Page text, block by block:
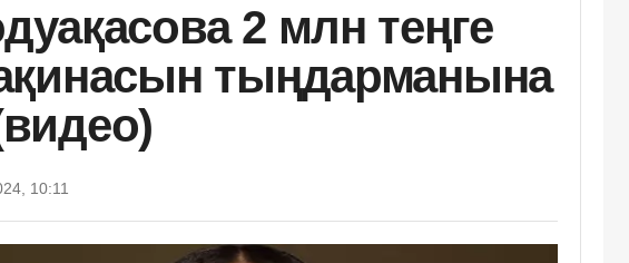
2 млн теңге
тыңдарманына
10:11